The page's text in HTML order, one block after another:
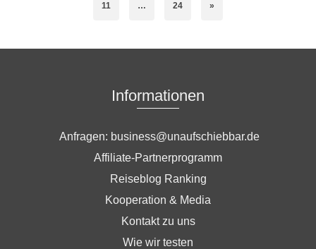
11 … 24 »
Informationen
Anfragen: business@unaufschiebbar.de
Affiliate-Partnerprogramm
Reiseblog Ranking
Kooperation & Media
Kontakt zu uns
Wie wir testen